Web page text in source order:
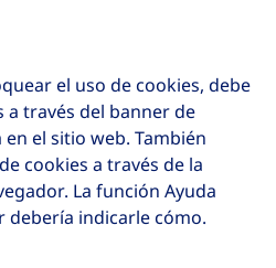
el uso de cookies, debe
través del banner de
el sitio web. También
cookies a través de la
La función Ayuda
debería indicarle cómo.